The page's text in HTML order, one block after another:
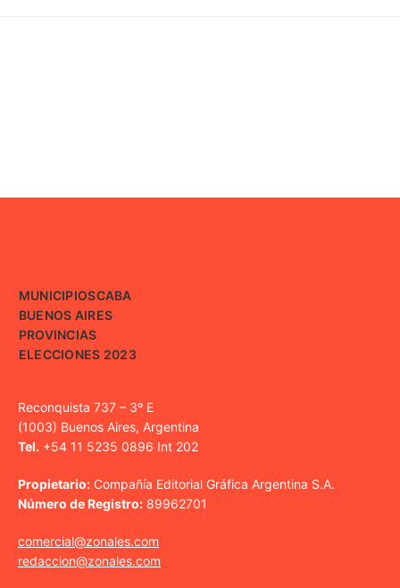
MUNICIPIOSCABA
BUENOS AIRES
PROVINCIAS
ELECCIONES 2023
Reconquista 737 – 3º E
(1003) Buenos Aires, Argentina
Tel. +54 11 5235 0896 Int 202
Propietario: Compañía Editorial Gráfica Argentina S.A.
Número de Registro: 89962701
comercial@zonales.com
redaccion@zonales.com